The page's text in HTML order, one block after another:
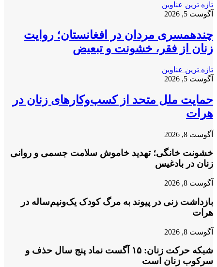
تازه ترین عناوین
آگوست 5, 2026
چندهمسری مردان در افغانستان؛ روایت
زنان از فقر، خشونت و تبعیض
تازه ترین عناوین
آگوست 5, 2026
حمایت ملل متحد از کسب‌وکارهای زنان در
هرات
آگوست 8, 2026
خشونت خانگی؛ تهدید خاموش سلامت جسمی و روانی
زنان در بادغیس
آگوست 8, 2026
بازداشت زنی در پیوند به مرگ کودک یک‌ونیم‌ساله در
هرات
آگوست 8, 2026
شبکه حرکت زنان: ۱۵ آگست نماد پنج سال حذف و
سرکوب زنان است